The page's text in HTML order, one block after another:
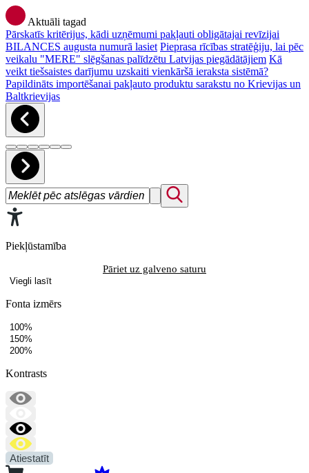
Aktuāli tagad
Pārskatīs kritērijus, kādi uzņēmumi pakļauti obligātajai revīzijai
BILANCES augusta numurā lasiet Pieprasa rīcības stratēģiju, lai pēc
veikalu "MERE" slēgšanas palīdzētu Latvijas piegādātājiem Kā
veikt tiešsaistes darījumu uzskaiti vienkāršā ieraksta sistēmā?
Papildināts importēšanai pakļauto produktu sarakstu no Krievijas un
Baltkrievijas
Piekļūstamība
Pāriet uz galveno saturu
Viegli lasīt
Fonta izmērs
100%
150%
200%
Kontrasts
Atiestatīt